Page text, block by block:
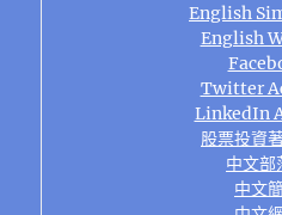
English
English
Twitter
LinkedIn
股票投資
中文部
中文